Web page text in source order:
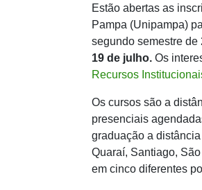
Estão abertas as
Pampa (Unipampa)
segundo semestre de
19 de julho. Os
Recursos
Os cursos são a
presenciais
graduação a
Quaraí, Santiago,
em cinco diferentes